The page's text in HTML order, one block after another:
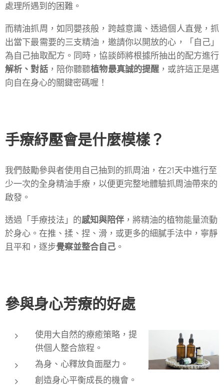
處理所遇到的困難。
而精油抓周，如同嬰孩般，跨越意識、透過個人直覺，抓
出當下最需要的三支精油，邀請你以開放的心，「自己」
為自己抽取配方。同時，協談師將根據所抽出的配方進行
解析、對話，陪你聽聽植物最真誠的提醒 ，或許這正是邁
向自在身心的關鍵密碼喔！
手療紓壓會是什麼模樣？
我們鼓勵參與者使用自己抽到的抓周油，在21天中進行至
少一次的全身精油手療，以便更完整地體驗抓周油帶來的
啟發。
透過「手療技法」的感知與陪伴，將精油的植物能量流動
於身心。在推、揉、捏、滑，或更多的細膩手法中，寧靜
且平和，逐步覺察並整合自己 。
參與身心芳療的好處
使用大自然的療癒策略，提
供個人整合旅程。
為身、心釋放負面壓力。
創造身心平衡成長的機會。